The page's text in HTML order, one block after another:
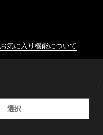
お気に入り機能について
選択